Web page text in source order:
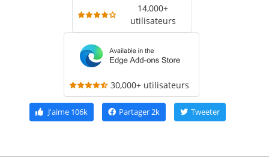
14,000+
utilisateurs
30,000+ utilisateurs
J'aime106k Partager2k Tweeter